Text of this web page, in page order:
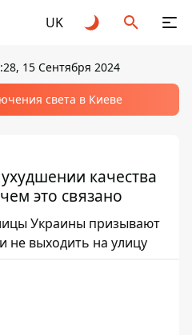
UK
15 Сентября 2024
света в Киеве
качества
это связано
Украины призывают
не выходить на улицу